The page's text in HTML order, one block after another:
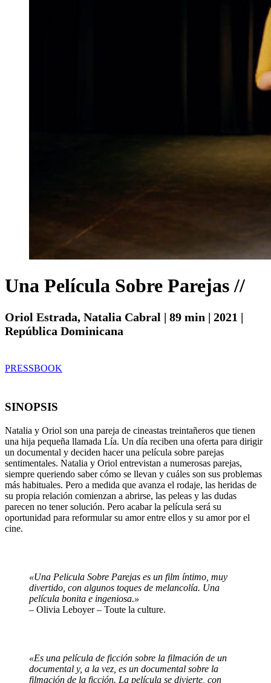
Una Película Sobre Parejas //
Oriol Estrada, Natalia Cabral | 89 min | 2021 |
República Dominicana
PRESSBOOK
SINOPSIS
Natalia y Oriol son una pareja de cineastas treintañeros que tienen
una hija pequeña llamada Lía. Un día reciben una oferta para dirigir
un documental y deciden hacer una película sobre parejas
sentimentales. Natalia y Oriol entrevistan a numerosas parejas,
siempre queriendo saber cómo se llevan y cuáles son sus problemas
más habituales. Pero a medida que avanza el rodaje, las heridas de
su propia relación comienzan a abrirse, las peleas y las dudas
parecen no tener solución. Pero acabar la película será su
oportunidad para reformular su amor entre ellos y su amor por el
cine.
«Una Pelicula Sobre Parejas es un film íntimo, muy
divertido, con algunos toques de melancolía. Una
película bonita e ingeniosa.»
– Olivia Leboyer – Toute la culture.
«Es una película de ficción sobre la filmación de un
documental y, a la vez, es un documental sobre la
filmación de la ficción. La película se divierte, con